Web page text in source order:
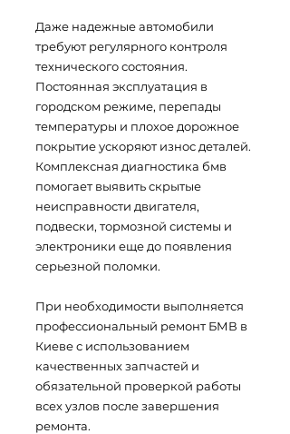
Даже надежные автомобили
требуют регулярного контроля
технического состояния.
Постоянная эксплуатация в
городском режиме, перепады
температуры и плохое дорожное
покрытие ускоряют износ деталей.
Комплексная диагностика бмв
помогает выявить скрытые
неисправности двигателя,
подвески, тормозной системы и
электроники еще до появления
серьезной поломки.
При необходимости выполняется
профессиональный ремонт БМВ в
Киеве с использованием
качественных запчастей и
обязательной проверкой работы
всех узлов после завершения
ремонта.